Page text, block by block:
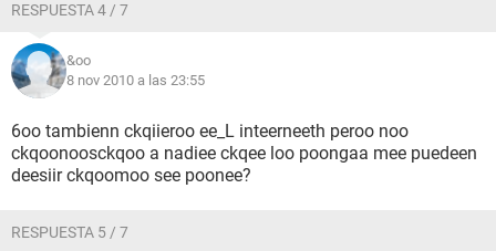
RESPUESTA 4 / 7
&oo
8 nov 2010 a las 23:55
6oo tambienn ckqiieroo ee_L inteerneeth peroo noo
ckqoonoosckqoo a nadiee ckqee loo poongaa mee puedeen
deesiir ckqoomoo see poonee?
RESPUESTA 5 / 7